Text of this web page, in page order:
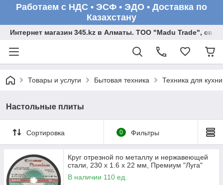
Работаем с НДС • ЭСФ • ЭДО • Доставка по
Казахстану
Интернет магазин 345.kz в Алматы. ТОО "Madu Trade",
Товары и услуги Бытовая техника Техника для кухни
Настольные плиты
Сортировка 0 Фильтры
Круг отрезной по металлу и нержавеющей
стали, 230 х 1.6 х 22 мм, Премиум "Луга"
В наличии 110 ед.